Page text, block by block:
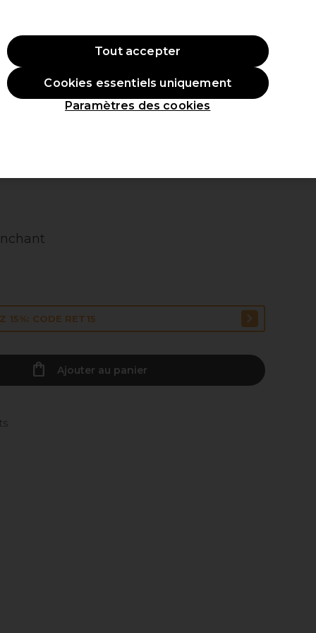
Se connecter
produits Inspirations Les Prix Professionnels
15%: CODE RET15
Ajouter au panier
Paramètres des cookies
Cookies essentiels uniquement
Tout accepter